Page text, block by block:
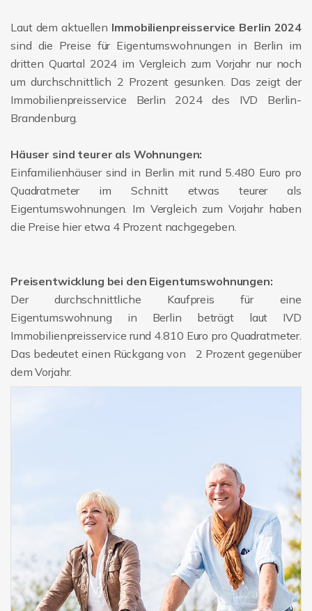
Laut dem aktuellen Immobilienpreisservice Berlin 2024
sind die Preise für Eigentumswohnungen in Berlin im
dritten Quartal 2024 im Vergleich zum Vorjahr nur noch
um durchschnittlich 2 Prozent gesunken. Das zeigt der
Immobilienpreisservice Berlin 2024 des IVD Berlin-
Brandenburg.
Häuser sind teurer als Wohnungen:
Einfamilienhäuser sind in Berlin mit rund 5.480 Euro pro
Quadratmeter im Schnitt etwas teurer als
Eigentumswohnungen. Im Vergleich zum Vorjahr haben
die Preise hier etwa 4 Prozent nachgegeben.
Preisentwicklung bei den Eigentumswohnungen:
Der durchschnittliche Kaufpreis für eine
Eigentumswohnung in Berlin beträgt laut IVD
Immobilienpreisservice rund 4.810 Euro pro Quadratmeter.
Das bedeutet einen Rückgang von 2 Prozent gegenüber
dem Vorjahr.